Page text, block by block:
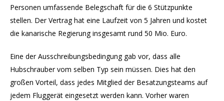
Personen umfassende Belegschaft für die 6 Stützpunkte
stellen. Der Vertrag hat eine Laufzeit von 5 Jahren und kostet
die kanarische Regierung insgesamt rund 50 Mio. Euro.
Eine der Ausschreibungsbedingung gab vor, dass alle
Hubschrauber vom selben Typ sein müssen. Dies hat den
großen Vorteil, dass jedes Mitglied der Besatzungsteams auf
jedem Fluggerät eingesetzt werden kann. Vorher waren